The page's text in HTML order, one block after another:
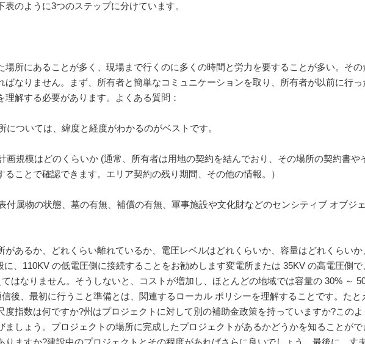
のように3つのステップに分けています。
場所にあることが多く、現場まで行くのに多くの時間と労力を要することが多い。その
ばなりません。まず、所有者と簡単なコミュニケーションを取り、所有者が以前に行っ
解する必要があります。よくある質問：
については、緯度と経度がわかるのがベストです。
画規模はどのくらいか (通常、所有者は用地の契約を結んでおり、その場所の契約書や
ことで確認できます。エリア契約の残り期間、その他の情報。）
付属物の状態、墓の有無、補償の有無、軍事施設や文化財などのセンシティブ オブジ
があるか、どれくらい離れているか、電圧レベルはどれくらいか、容量はどれくらいか
、110KV の低電圧側に接続することをお勧めします変電所または 35KV の高電圧側で
はなりません。そうしないと、コストが増加し、ほとんどの地域では容量の 30% ～
後、最初に行うこと準備とは、関連するローカル ポリシーを理解することです。たと
度指数は何ですか?州はプロジェクトに対して別の補助金政策を持っていますか?このよ
ましょう。プロジェクトの場所に完成したプロジェクトがあるかどうかを知ることがで
りますか?建設中のプロジェクトとその程度があればさらに良いでしょう。最後に、丈